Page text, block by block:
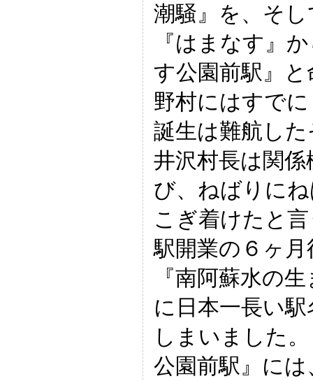
潮騒』を、そ
『はまなす』
す公園前駅』
野村にはすで
誕生は難航し
井沢村長は関
び、ねばりに
こぎ着けたと
駅開業の６ヶ
『南阿蘇水の
に日本一長い
しまいました
公園前駅』に